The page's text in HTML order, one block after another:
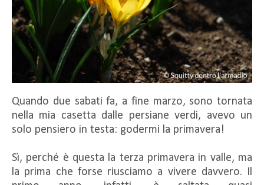
Quando due sabati fa, a fine marzo, sono tornata
nella mia casetta dalle persiane verdi, avevo un
solo pensiero in testa: godermi la primavera!
Sì, perché è questa la terza primavera in valle, ma
la prima che forse riusciamo a vivere davvero. Il